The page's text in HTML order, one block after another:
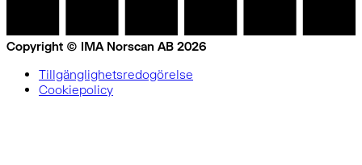
Copyright © IMA Norscan AB 2026
Tillgänglighetsredogörelse
Cookiepolicy